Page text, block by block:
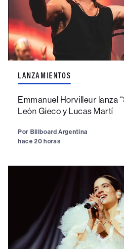
LANZAMIENTOS
Emmanuel Horvilleur lanza
León Gieco y Lucas Martí
Por Billboard Argentina
hace 20 horas